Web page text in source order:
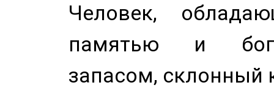
Человек,
памятью и
запасом, склонный